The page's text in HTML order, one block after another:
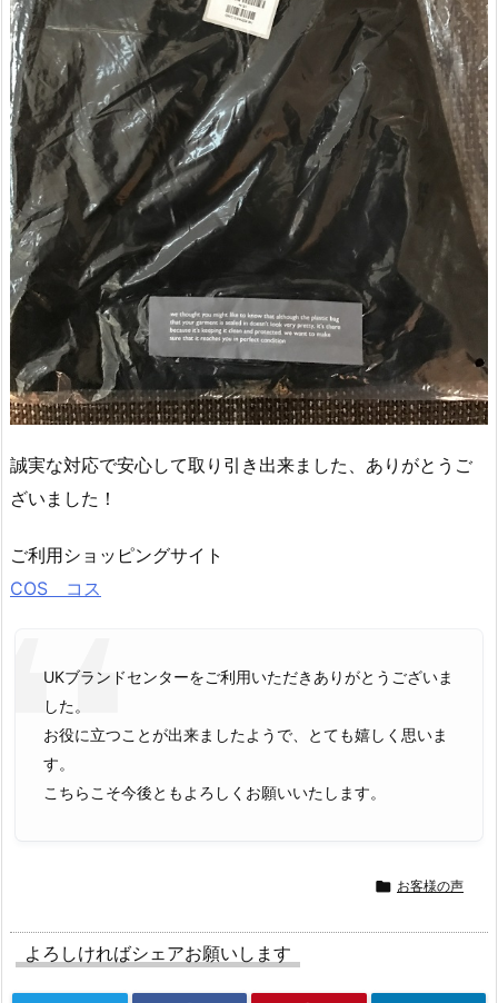
誠実な対応で安心して取り引き出来ました、ありがとうご
ざいました！
ご利用ショッピングサイト
COS コス
UKブランドセンターをご利用いただきありがとうございま
した。
お役に立つことが出来ましたようで、とても嬉しく思いま
す。
こちらこそ今後ともよろしくお願いいたします。
 お客様の声
よろしければシェアお願いします